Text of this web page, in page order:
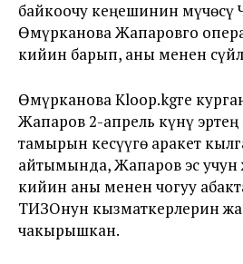
байкоочу кеңешинин мүчөсү
Өмүрканова Жапаровго
кийин барып, аны менен
Өмүрканова Kloop.kgге
Жапаров 2-апрель күнү
тамырын кесүүгө аракет
айтымында, Жапаров эс учун
кийин аны менен чогуу
ТИЗОнун кызматкерлерин
чакырышкан.